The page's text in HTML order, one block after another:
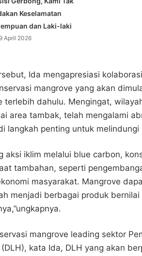
Keselamatan
dan Laki-laki
April 2026
Ida mengapresiasi
mangrove yang akan
terlebih dahulu. Mengingat,
area tambak, telah mengalami
langkah penting untuk melindungi
aksi iklim melalui blue carbon,
tambahan, seperti
masyarakat. Mangrove
menjadi berbagai produk
mangrove leading sektor
kata Ida, DLH yang akan